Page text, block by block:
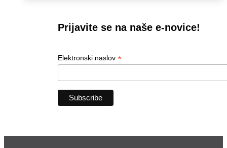
Prijavite se na naše e-novice!
Elektronski naslov*